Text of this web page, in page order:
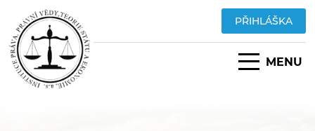
PŘIHLÁŠKA
MENU